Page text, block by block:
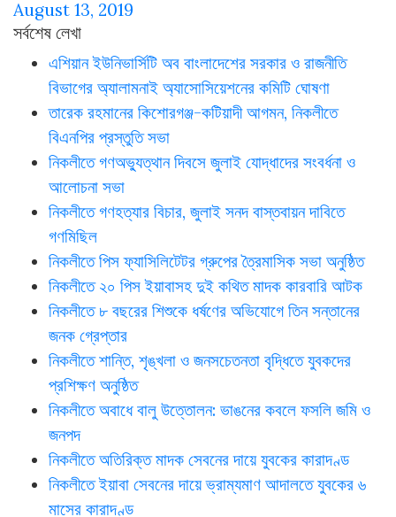
August 13, 2019
সর্বশেষ লেখা
এশিয়ান ইউনিভার্সিটি অব বাংলাদেশের সরকার ও রাজনীতি
বিভাগের অ্যালামনাই অ্যাসোসিয়েশনের কমিটি ঘোষণা
তারেক রহমানের কিশোরগঞ্জ-কটিয়াদী আগমন, নিকলীতে
বিএনপির প্রস্তুতি সভা
নিকলীতে গণঅভ্যুত্থান দিবসে জুলাই যোদ্ধাদের সংবর্ধনা ও
আলোচনা সভা
নিকলীতে গণহত্যার বিচার, জুলাই সনদ বাস্তবায়ন দাবিতে
গণমিছিল
নিকলীতে পিস ফ্যাসিলিটেটর গ্রুপের ত্রৈমাসিক সভা অনুষ্ঠিত
নিকলীতে ২০ পিস ইয়াবাসহ দুই কথিত মাদক কারবারি আটক
নিকলীতে ৮ বছরের শিশুকে ধর্ষণের অভিযোগে তিন সন্তানের
জনক গ্রেপ্তার
নিকলীতে শান্তি, শৃঙ্খলা ও জনসচেতনতা বৃদ্ধিতে যুবকদের
প্রশিক্ষণ অনুষ্ঠিত
নিকলীতে অবাধে বালু উত্তোলন: ভাঙনের কবলে ফসলি জমি ও
জনপদ
নিকলীতে অতিরিক্ত মাদক সেবনের দায়ে যুবকের কারাদণ্ড
নিকলীতে ইয়াবা সেবনের দায়ে ভ্রাম্যমাণ আদালতে যুবকের ৬
মাসের কারাদণ্ড